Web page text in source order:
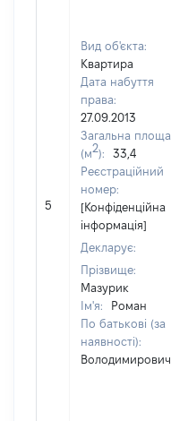
5
Вид об'єкта:
Квартира
Дата набуття
права:
27.09.2013
Загальна площа
(м2):
33,4
Реєстраційний
номер:
[Конфіденційна
інформація]
Декларує:
Прізвище:
Мазурик
Ім'я:
Роман
По батькові (за
наявності):
Володимирович